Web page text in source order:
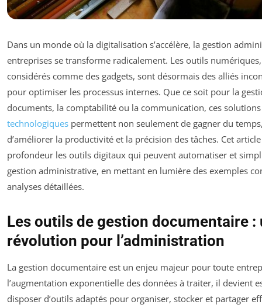
Dans un monde où la digitalisation s’accélère, la gestion
entreprises se transforme radicalement. Les outils
considérés comme des gadgets, sont désormais des alliés
pour optimiser les processus internes. Que ce soit pour la
documents, la comptabilité ou la communication, ces solutions
technologiques permettent non seulement de gagner du
d’améliorer la productivité et la précision des tâches. Cet
profondeur les outils digitaux qui peuvent automatiser et
gestion administrative, en mettant en lumière des exemples
analyses détaillées.
Les outils de gestion documentaire :
révolution pour l’administration
La gestion documentaire est un enjeu majeur pour toute
l’augmentation exponentielle des données à traiter, il devient
disposer d’outils adaptés pour organiser, stocker et partager